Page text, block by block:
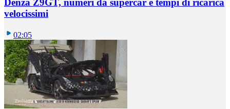
Denza Z9GT, numeri da supercar e tempi di ricarica
velocissimi
02:05